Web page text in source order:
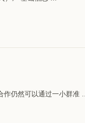
作仍然可以通过一小群准 …